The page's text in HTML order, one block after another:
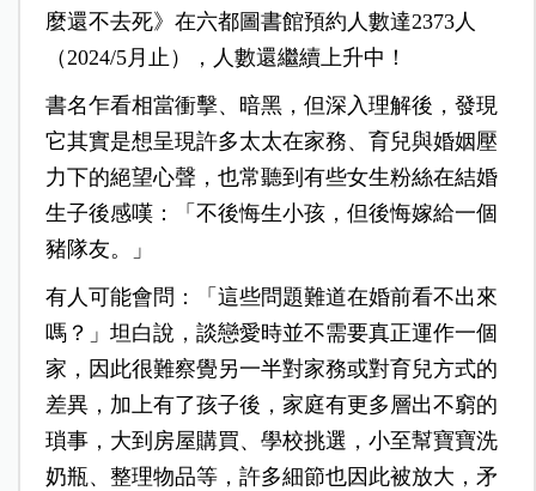
麼還不去死》在六都圖書館預約人數達2373人
（2024/5月止），人數還繼續上升中！
書名乍看相當衝擊、暗黑，但深入理解後，發現
它其實是想呈現許多太太在家務、育兒與婚姻壓
力下的絕望心聲，也常聽到有些女生粉絲在結婚
生子後感嘆：「不後悔生小孩，但後悔嫁給一個
豬隊友。」
有人可能會問：「這些問題難道在婚前看不出來
嗎？」坦白說，談戀愛時並不需要真正運作一個
家，因此很難察覺另一半對家務或對育兒方式的
差異，加上有了孩子後，家庭有更多層出不窮的
瑣事，大到房屋購買、學校挑選，小至幫寶寶洗
奶瓶、整理物品等，許多細節也因此被放大，矛